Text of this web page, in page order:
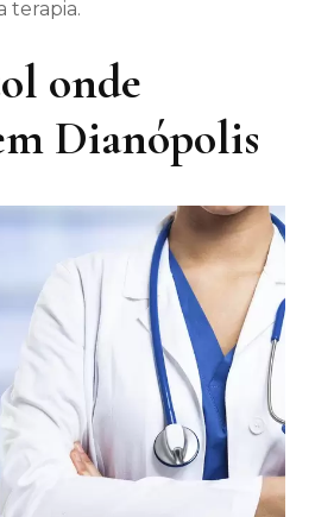
terapia.
onde
Dianópolis